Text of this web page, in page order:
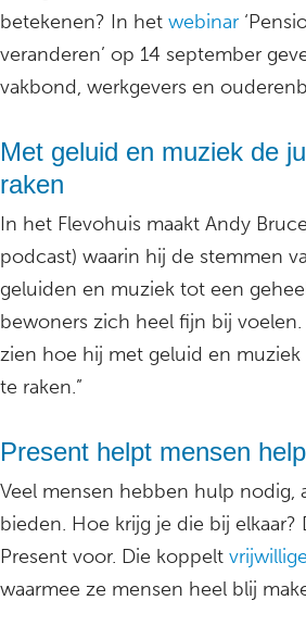
betekenen? In het webinar
veranderen’ op 14 september
vakbond, werkgevers en
Met geluid en muziek de
raken
In het Flevohuis maakt Andy Bruce
podcast) waarin hij de stemmen
geluiden en muziek tot een
bewoners zich heel fijn bij
zien hoe hij met geluid en muziek
te raken.”
Present helpt mensen
Veel mensen hebben hulp nodig,
bieden. Hoe krijg je die bij elkaar?
Present voor. Die koppelt
waarmee ze mensen heel blij